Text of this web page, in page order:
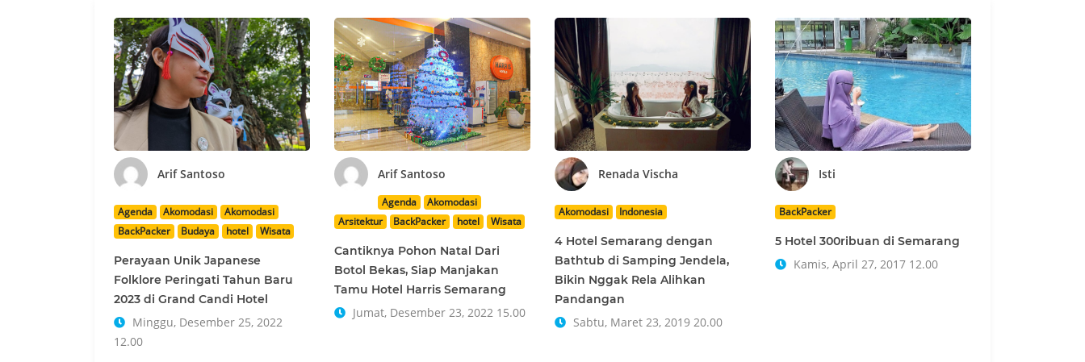
Arif Santoso
Agenda Akomodasi
Akomodasi
BackPacker
Budaya hotel Wisata
Perayaan Unik Japanese
Folklore Peringati Tahun Baru
2023 di Grand Candi Hotel
Minggu, Desember 25, 2022
12.00
Arif Santoso
Agenda
Akomodasi
Arsitektur
BackPacker hotel Wisata
Cantiknya Pohon Natal Dari
Botol Bekas, Siap Manjakan
Tamu Hotel Harris Semarang
Jumat, Desember 23, 2022 15.00
Renada Vischa
Akomodasi Indonesia
4 Hotel Semarang dengan
Bathtub di Samping Jendela,
Bikin Nggak Rela Alihkan
Pandangan
Sabtu, Maret 23, 2019 20.00
Isti
BackPacker
5 Hotel 300ribuan di Semarang
Kamis, April 27, 2017 12.00